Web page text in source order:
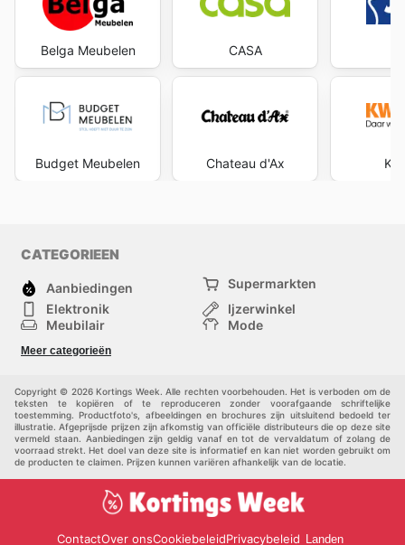
Belga Meubelen
Budget Meubelen
CASA
Chateau d'Ax
CATEGORIEEN
Aanbiedingen
Supermarkten
Elektronik
Ijzerwinkel
Meubilair
Mode
Schoonheid
Meer categorieën
Copyright © 2026 Kortings Week. Alle rechten voorbehouden. Het is verboden om de
teksten te kopiëren of te reproduceren zonder voorafgaande schriftelijke
toestemming. Productfoto's, afbeeldingen en brochures zijn uitsluitend bedoeld ter
illustratie. Afgeprijsde prijzen zijn afkomstig van officiële distributeurs die op deze site
vermeld staan. Aanbiedingen zijn geldig vanaf en tot de vervaldatum of zolang de
voorraad strekt. Het doel van deze site is informatief en kan niet worden gebruikt om
de producten te claimen. Prijzen kunnen variëren afhankelijk van de locatie.
ContactOver onsCookiebeleidPrivacybeleid Landen